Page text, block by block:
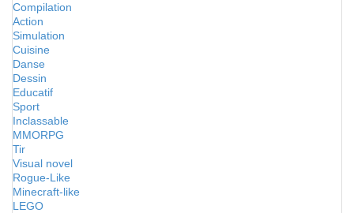
Compilation
Action
Simulation
Cuisine
Danse
Dessin
Educatif
Sport
Inclassable
MMORPG
Tir
Visual novel
Rogue-Like
Minecraft-like
LEGO